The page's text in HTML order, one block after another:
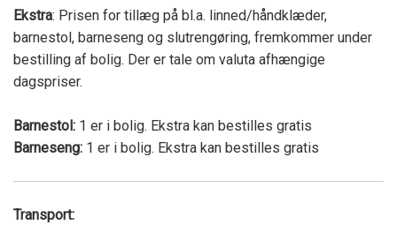
Ekstra: Prisen for tillæg på bl.a. linned/håndklæder,
barnestol, barneseng og slutrengøring, fremkommer under
bestilling af bolig. Der er tale om valuta afhængige
dagspriser.
Barnestol: 1 er i bolig. Ekstra kan bestilles gratis
Barneseng: 1 er i bolig. Ekstra kan bestilles gratis
Transport: